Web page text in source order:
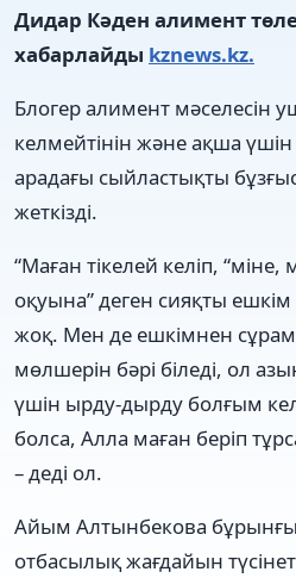
Дидар Кәден алимент
хабарлайды kznews.kz.
Блогер алимент мәселесін
келмейтінін және ақша
арадағы сыйластықты
жеткізді.
“Маған тікелей келіп,
оқуына” деген сияқты
жоқ. Мен де ешкімнен
мөлшерін бәрі біледі, ол
үшін ырду-дырду болғым
болса, Алла маған беріп
– деді ол.
Айым Алтынбекова бұрынғы
отбасылық жағдайын